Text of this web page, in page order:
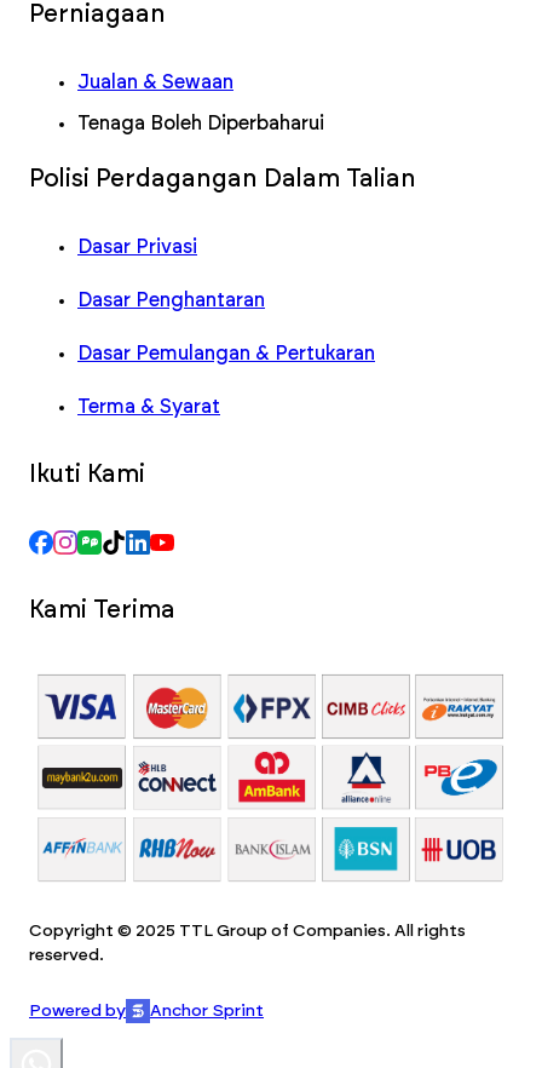
Perniagaan
Jualan & Sewaan
Tenaga Boleh Diperbaharui
Polisi Perdagangan Dalam Talian
Dasar Privasi
Dasar Penghantaran
Dasar Pemulangan & Pertukaran
Terma & Syarat
Ikuti Kami
Kami Terima
Copyright © 2025 TTL Group of Companies. All rights
reserved.
Powered by Anchor Sprint